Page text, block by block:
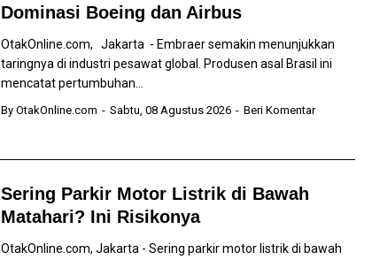
Dominasi Boeing dan Airbus
OtakOnline.com, Jakarta - Embraer semakin menunjukkan
taringnya di industri pesawat global. Produsen asal Brasil ini
mencatat pertumbuhan...
By OtakOnline.com Sabtu, 08 Agustus 2026 Beri Komentar
Sering Parkir Motor Listrik di Bawah
Matahari? Ini Risikonya
OtakOnline.com, Jakarta - Sering parkir motor listrik di bawah